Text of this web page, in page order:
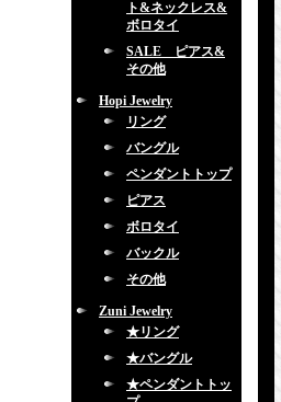
ト&ネックレス&
ボロタイ
SALE ピアス&
その他
Hopi Jewelry
リング
バングル
ペンダントトップ
ピアス
ボロタイ
バックル
その他
Zuni Jewelry
★リング
★バングル
★ペンダントトッ